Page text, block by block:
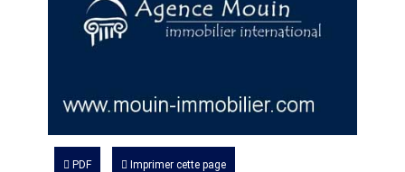
PDF Imprimer cette page